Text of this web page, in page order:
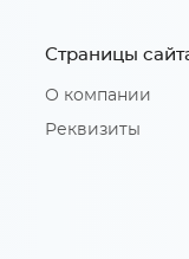
Страницы
О компании
Реквизиты